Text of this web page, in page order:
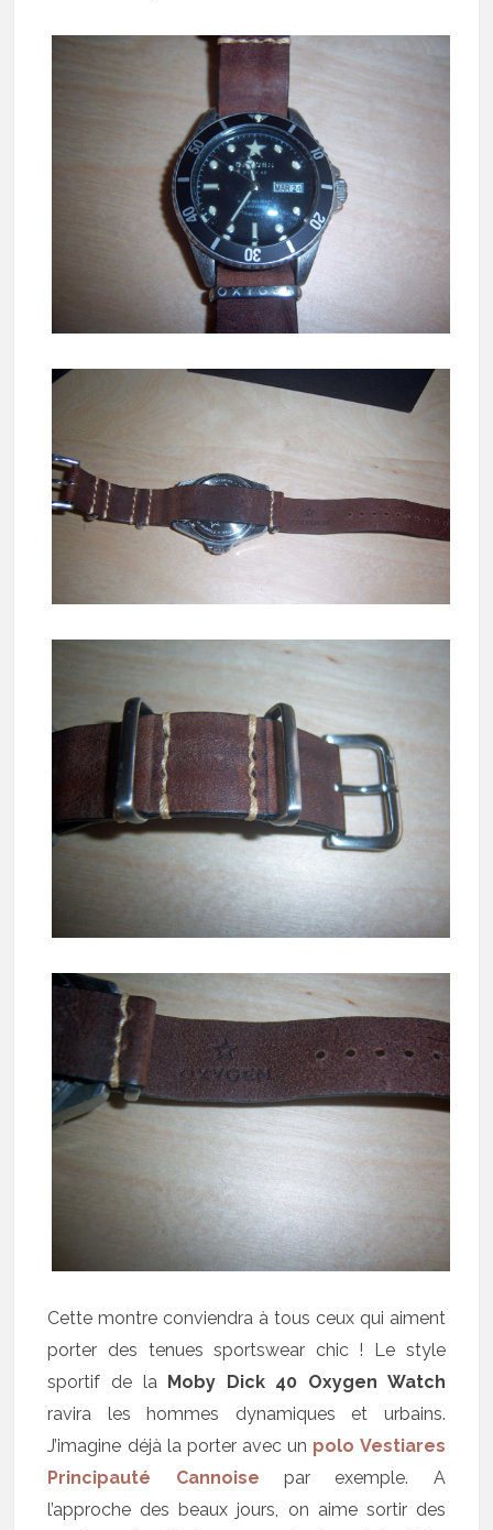
Cette montre conviendra à tous ceux qui aiment
porter des tenues sportswear chic ! Le style
sportif de la Moby Dick 40 Oxygen Watch
ravira les hommes dynamiques et urbains.
J’imagine déjà la porter avec un polo Vestiares
Principauté Cannoise par exemple. A
l’approche des beaux jours, on aime sortir des